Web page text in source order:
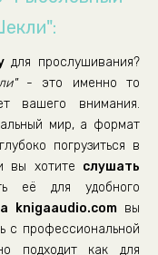
для прослушивания?
- это именно то
вашего внимания.
мир, а формат
погрузиться в
вы хотите слушать
её для удобного
knigaaudio.comвы
с профессиональной
подходит как для